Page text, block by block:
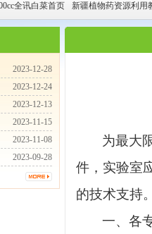
全讯白菜首页 新疆植物药资源利用
2023-12-28
2023-12-24
2023-12-13
2023-11-15
2023-11-08
2023-09-28
为最大
件，实验室
的技术支持。
一、各